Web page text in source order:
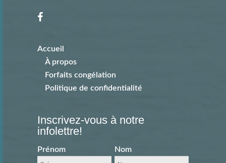
Accueil
À propos
Forfaits congélation
Politique de confidentialité
Inscrivez-vous à notre
infolettre!
Prénom Nom